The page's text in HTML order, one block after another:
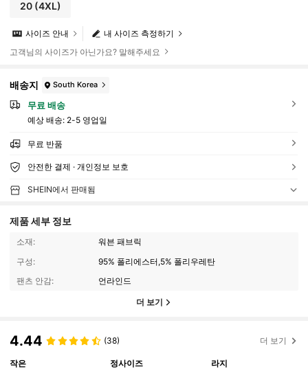
20(4XL)
내 사이즈 측정하기
사이즈 안내
고객님의 사이즈가 아닌가요? 말해주세요
배송지 South Korea
무료 배송
예상 배송: 2-5 영업일
무료 반품
안전한 결제 · 개인정보 보호
SHEIN에서 판매됨
제품 세부 정보
소재:
워븐 패브릭
구성:
95% 폴리에스터,5% 폴리우레탄
팬츠 안감:
언라인드
더 보기
4.44 (38) 더 보기
작은
정사이즈
라지